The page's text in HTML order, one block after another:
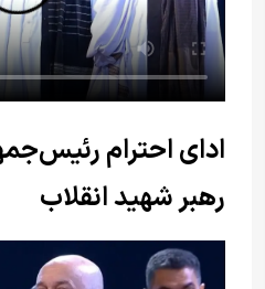
ادای احترام
رهبر شهید انقلاب